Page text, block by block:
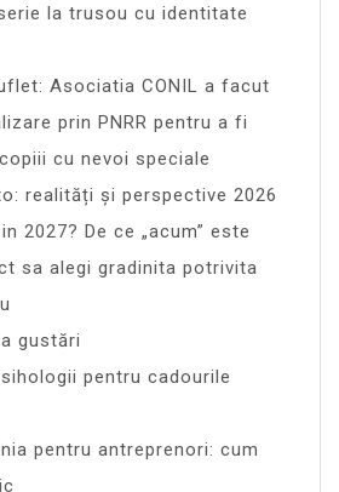
la trusou cu identitate
Asociatia CONIL a facut
prin PNRR pentru a fi
cu nevoi speciale
realități și perspective 2026
2027? De ce „acum” este
sa alegi gradinita potrivita
gustări
pentru cadourile
pentru antreprenori: cum